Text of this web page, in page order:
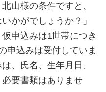
山様の条件ですと、
かがでしょうか？」
申込みは1世帯につき
申込みは受付していま
、氏名、生年月日、
要書類はありませ